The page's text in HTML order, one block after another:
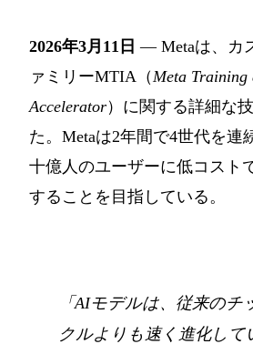
2026年3月11日 — Metaは、カ
ァミリーMTIA（Meta Training
Accelerator）に関する詳細な
た。Metaは2年間で4世代を連
十億人のユーザーに低コスト
することを目指している。
「AIモデルは、従来のチ
クルよりも速く進化して